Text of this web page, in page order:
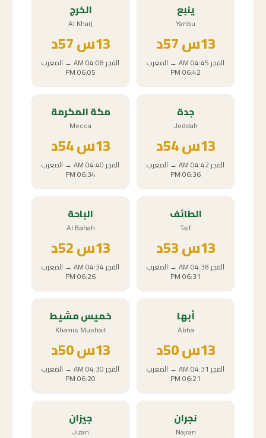
ينبع
Yanbu
13س
الفجر04:45 AM
→ المغرب
06:42 PM
الخرج
Al Kharj
13س
الفجر04:08 AM
→ المغرب
06:05 PM
جدة
Jeddah
13س54د
الفجر04:42 AM
→ المغرب
06:36 PM
مكة المكرمة
Mecca
13س54د
الفجر04:40 AM
→ المغرب
06:34 PM
الطائف
Taif
13س
الفجر04:38 AM
→ المغرب
06:31 PM
الباحة
Al Bahah
13س
الفجر04:34 AM
→ المغرب
06:26 PM
أبها
Abha
13س50د
الفجر 04:31 AM
→ المغرب
06:21 PM
خميس مشيط
Khamis Mushait
13س50د
الفجر04:30 AM
→ المغرب
06:20 PM
نجران
Najran
جيزان
Jizan